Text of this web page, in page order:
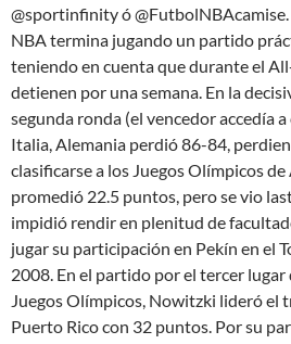
@sportinfinity ó @FutbolNBAcamise.
NBA termina jugando un partido
teniendo en cuenta que durante el
detienen por una semana. En la
segunda ronda (el vencedor accedía
Italia, Alemania perdió 86-84,
clasificarse a los Juegos Olímpicos
promedió 22.5 puntos, pero se vio
impidió rendir en plenitud de
jugar su participación en Pekín en el
2008. En el partido por el tercer lugar
Juegos Olímpicos, Nowitzki lideró el
Puerto Rico con 32 puntos. Por su